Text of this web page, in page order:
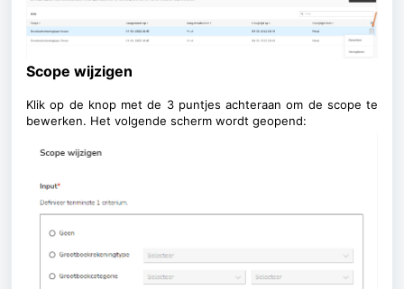
Scope wijzigen
Klik op de knop met de 3 puntjes achteraan om de scope te
bewerken. Het volgende scherm wordt geopend: